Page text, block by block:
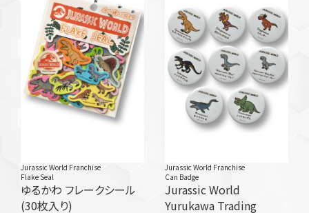
Jurassic World Franchise
Flake Seal
ゆるかわ フレークシール
(30枚入り)
Jurassic World Franchise
Can Badge
Jurassic World
Yurukawa Trading